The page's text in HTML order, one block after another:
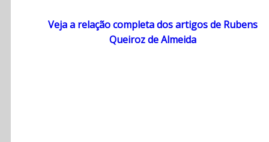
Veja a relação completa dos artigos de Rubens
Queiroz de Almeida